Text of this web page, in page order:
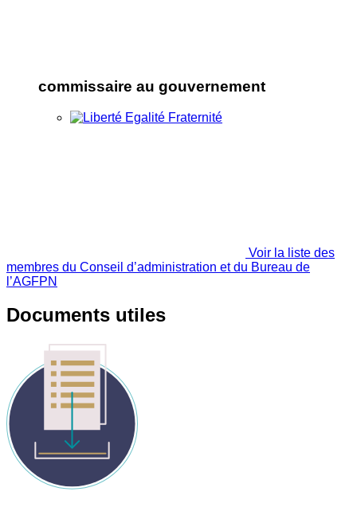
commissaire au gouvernement
Voir la liste des
membres du Conseil d’administration et du Bureau de
l’AGFPN
Documents utiles